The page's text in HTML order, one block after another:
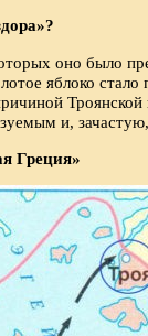
оно было
яблоко
и,
Греция»